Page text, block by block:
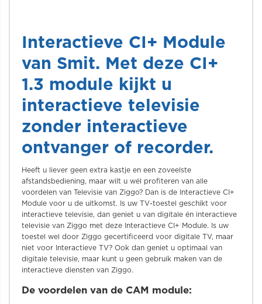
Interactieve CI+ Module
van Smit. Met deze CI+
1.3 module kijkt u
interactieve televisie
zonder interactieve
ontvanger of recorder.
Heeft u liever geen extra kastje en een zoveelste
afstandsbediening, maar wilt u wél profiteren van alle
voordelen van Televisie van Ziggo? Dan is de Interactieve CI+
Module voor u de uitkomst. Is uw TV-toestel geschikt voor
interactieve televisie, dan geniet u van digitale én interactieve
televisie van Ziggo met deze Interactieve CI+ Module. Is uw
toestel wel door Ziggo gecertificeerd voor digitale TV, maar
niet voor Interactieve TV? Ook dan geniet u optimaal van
digitale televisie, maar kunt u geen gebruik maken van de
interactieve diensten van Ziggo.
De voordelen van de CAM module: